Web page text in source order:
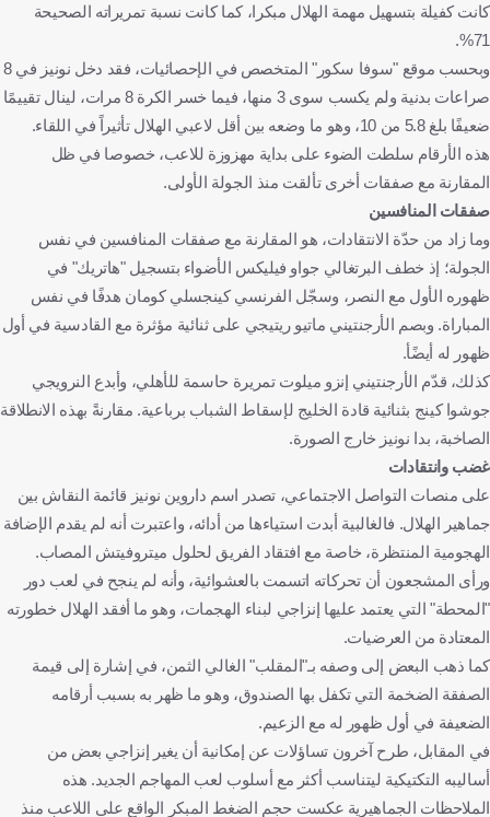
كانت كفيلة بتسهيل مهمة الهلال مبكرا، كما كانت نسبة تمريراته الصحيحة
71%.
وبحسب موقع "سوفا سكور" المتخصص في الإحصائيات، فقد دخل نونيز في 8
صراعات بدنية ولم يكسب سوى 3 منها، فيما خسر الكرة 8 مرات، لينال تقييمًا
ضعيفًا بلغ 5.8 من 10، وهو ما وضعه بين أقل لاعبي الهلال تأثيراً في اللقاء.
هذه الأرقام سلطت الضوء على بداية مهزوزة للاعب، خصوصا في ظل
المقارنة مع صفقات أخرى تألقت منذ الجولة الأولى.
صفقات المنافسين
وما زاد من حدّة الانتقادات، هو المقارنة مع صفقات المنافسين في نفس
الجولة؛ إذ خطف البرتغالي جواو فيليكس الأضواء بتسجيل "هاتريك" في
ظهوره الأول مع النصر، وسجّل الفرنسي كينجسلي كومان هدفًا في نفس
المباراة. وبصم الأرجنتيني ماتيو ريتيجي على ثنائية مؤثرة مع القادسية في أول
ظهور له أيضًأ.
كذلك، قدّم الأرجنتيني إنزو ميلوت تمريرة حاسمة للأهلي، وأبدع النرويجي
جوشوا كينج بثنائية قادة الخليج لإسقاط الشباب برباعية. مقارنةً بهذه الانطلاقة
الصاخبة، بدا نونيز خارج الصورة.
غضب وانتقادات
على منصات التواصل الاجتماعي، تصدر اسم داروين نونيز قائمة النقاش بين
جماهير الهلال. فالغالبية أبدت استياءها من أدائه، واعتبرت أنه لم يقدم الإضافة
الهجومية المنتظرة، خاصة مع افتقاد الفريق لحلول ميتروفيتش المصاب.
ورأى المشجعون أن تحركاته اتسمت بالعشوائية، وأنه لم ينجح في لعب دور
"المحطة" التي يعتمد عليها إنزاجي لبناء الهجمات، وهو ما أفقد الهلال خطورته
المعتادة من العرضيات.
كما ذهب البعض إلى وصفه بـ"المقلب" الغالي الثمن، في إشارة إلى قيمة
الصفقة الضخمة التي تكفل بها الصندوق، وهو ما ظهر به بسبب أرقامه
الضعيفة في أول ظهور له مع الزعيم.
في المقابل، طرح آخرون تساؤلات عن إمكانية أن يغير إنزاجي بعض من
أساليبه التكتيكية ليتناسب أكثر مع أسلوب لعب المهاجم الجديد. هذه
الملاحظات الجماهيرية عكست حجم الضغط المبكر الواقع على اللاعب منذ